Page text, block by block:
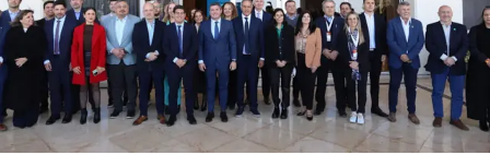
Convocatorias
Intranet
Login